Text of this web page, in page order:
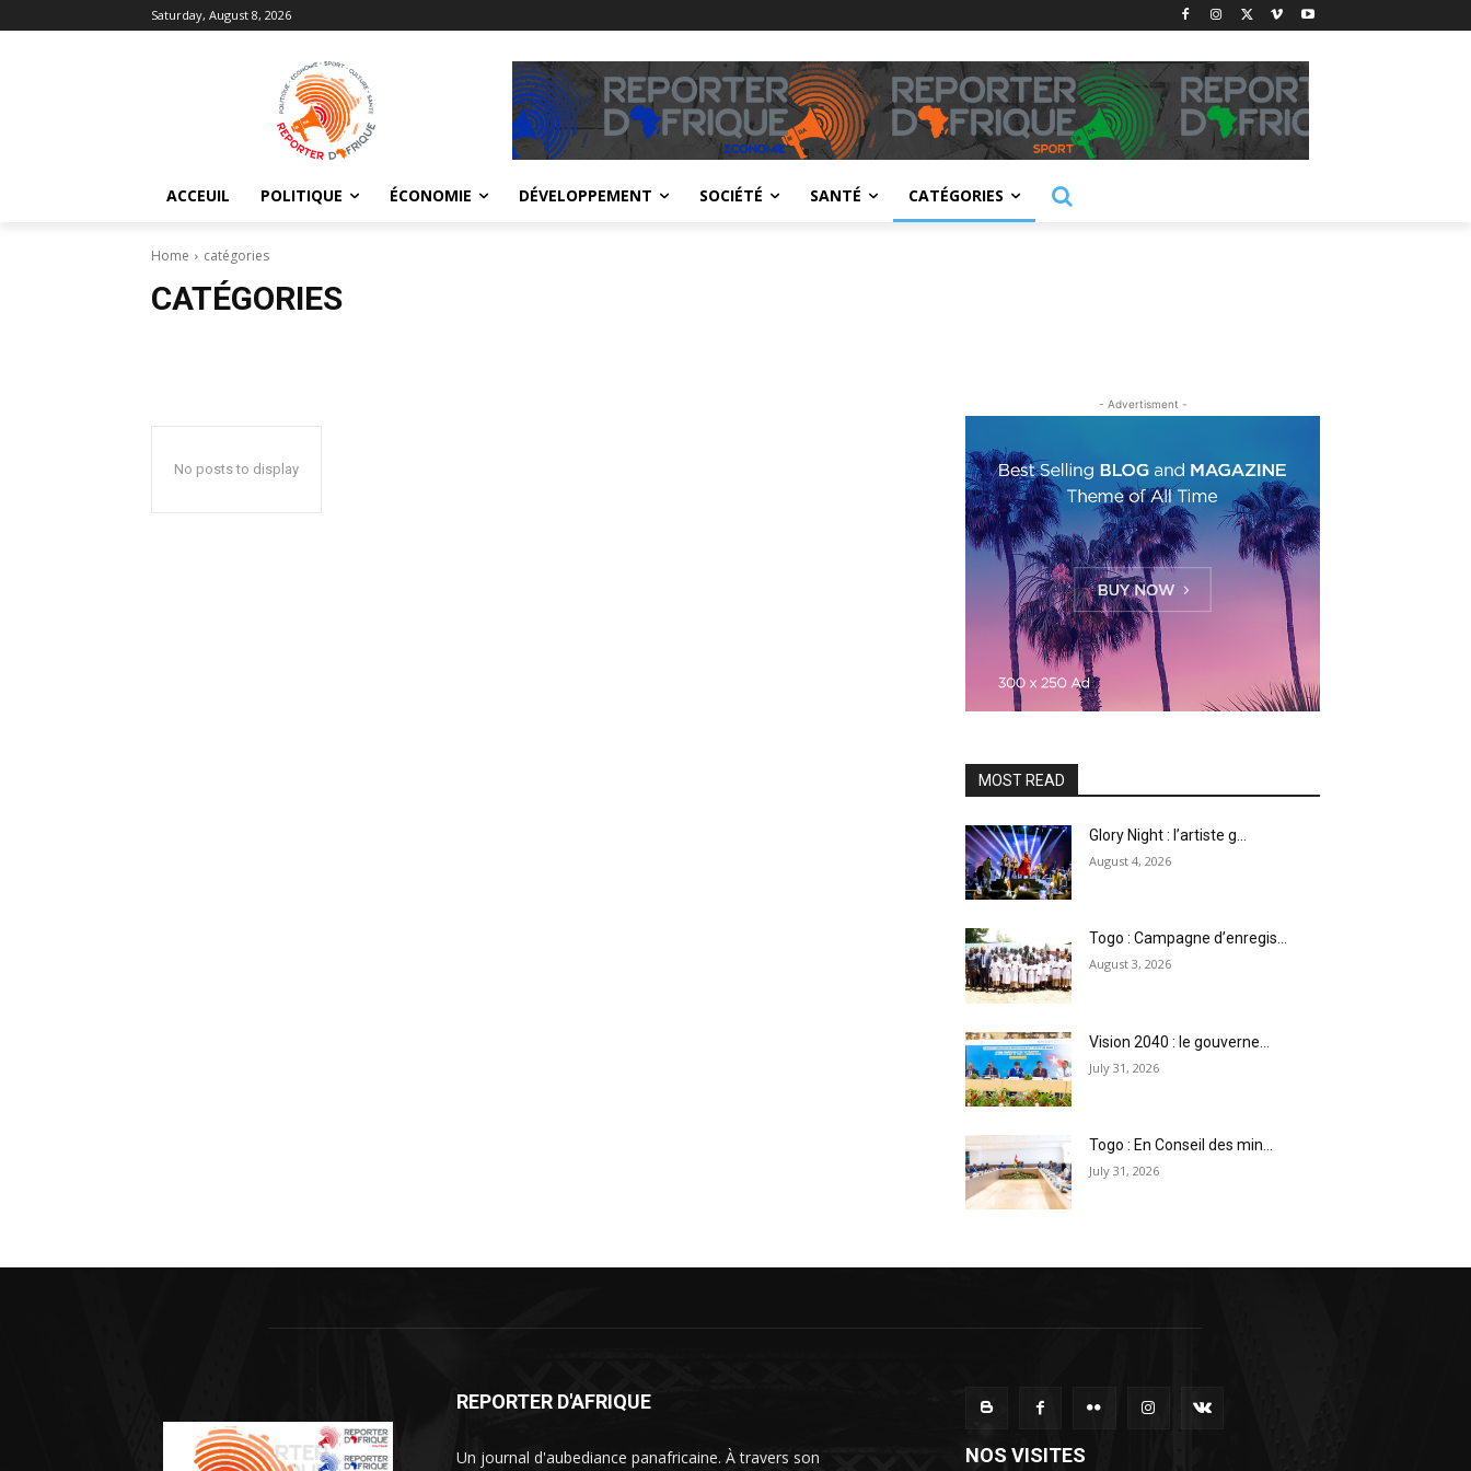
Saturday, August 8, 2026
ACCEUIL POLITIQUE ÉCONOMIE DÉVELOPPEMENT SOCIÉTÉ SANTÉ CATÉGORIES
Home catégories
CATÉGORIES
No posts to display
- Advertisment -
MOST READ
Glory Night : l’artiste g...
August 4, 2026
Togo : Campagne d’enregis...
August 3, 2026
Vision 2040 : le gouverne...
July 31, 2026
Togo : En Conseil des min...
July 31, 2026
REPORTER D'AFRIQUE
Un journal d'aubediance panafricaine. À travers son
NOS VISITES